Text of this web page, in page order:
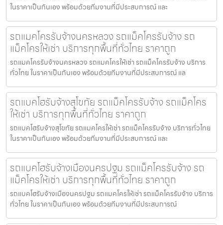
ในราคาเป็นกันเอง พร้อมด้วยทีมงานที่มีประสบการณ์ และ
รถแมคโครรับจ้างนครหลวง รถแม็คโครรับจ้าง รถ
แม็คโครให้เช่า บริการทุกพื้นที่ทั่วไทย ราคาถูก
รถแมคโครรับจ้างนครหลวง รถแมคโครให้เช่า รถแม็คโครรับจ้าง บริการ
ทั่วไทย ในราคาเป็นกันเอง พร้อมด้วยทีมงานที่มีประสบการณ์ แล
รถแบคโฮรับจ้างสุโขทัย รถแม็คโครรับจ้าง รถแม็คโคร
ให้เช่า บริการทุกพื้นที่ทั่วไทย ราคาถูก
รถแบคโฮรับจ้างสุโขทัย รถแมคโครให้เช่า รถแม็คโครรับจ้าง บริการทั่วไทย
ในราคาเป็นกันเอง พร้อมด้วยทีมงานที่มีประสบการณ์ และ
รถแบคโฮรับจ้างเมืองนครปฐม รถแม็คโครรับจ้าง รถ
แม็คโครให้เช่า บริการทุกพื้นที่ทั่วไทย ราคาถูก
รถแบคโฮรับจ้างเมืองนครปฐม รถแมคโครให้เช่า รถแม็คโครรับจ้าง บริการ
ทั่วไทย ในราคาเป็นกันเอง พร้อมด้วยทีมงานที่มีประสบการณ์